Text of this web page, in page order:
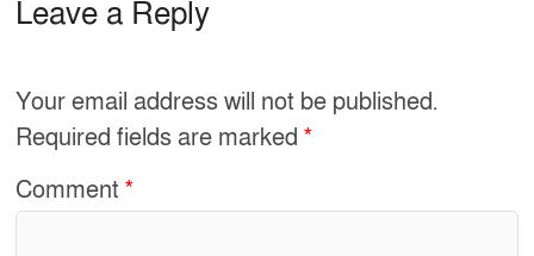
Leave a Reply
Your email address will not be published.
Required fields are marked*
Comment*